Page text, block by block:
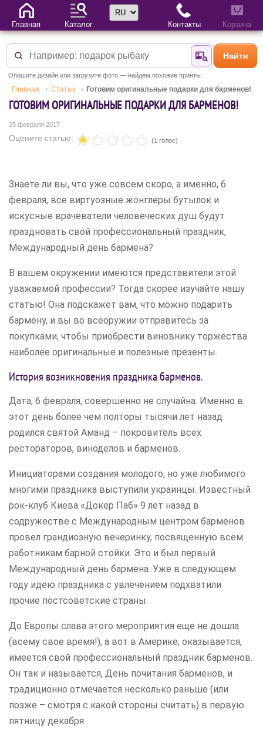
Найти поНайти
Опишите дизайн или загрузите фото — найдём похожие принты.
Главная Статьи Готовим оригинальные подарки для барменов!
ГОТОВИМ ОРИГИНАЛЬНЫЕ ПОДАРКИ ДЛЯ БАРМЕНОВ!
25 февраля 2017
Оцените статью: (1 голос)
Знаете ли вы, что уже совсем скоро, а именно, 6
февраля, все виртуозные жонглеры бутылок и
искусные врачеватели человеческих душ будут
праздновать свой профессиональный праздник,
Международный день бармена?
В вашем окружении имеются представители этой
уважаемой профессии? Тогда скорее изучайте нашу
статью! Она подскажет вам, что можно подарить
бармену, и вы во всеоружии отправитесь за
покупками, чтобы приобрести виновнику торжества
наиболее оригинальные и полезные презенты.
История возникновения праздника барменов.
Дата, 6 февраля, совершенно не случайна. Именно в
этот день более чем полторы тысячи лет назад
родился святой Аманд – покровитель всех
рестораторов, виноделов и барменов.
Инициаторами создания молодого, но уже любимого
многими праздника выступили украинцы. Известный
рок-клуб Киева «Докер Паб» 9 лет назад в
содружестве с Международным центром барменов
провел грандиозную вечеринку, посвященную всем
работникам барной стойки. Это и был первый
Международный день бармена. Уже в следующем
году идею праздника с увлечением подхватили
прочие постсоветские страны.
До Европы слава этого мероприятия еще не дошла
(всему свое время!), а вот в Америке, оказывается,
имеется свой профессиональный праздник барменов.
Он так и называется, День почитания барменов, и
традиционно отмечается несколько раньше (или
позже – смотря с какой стороны считать) в первую
пятницу декабря.
Главная Каталог
Выбор языка
Контакты Корзина